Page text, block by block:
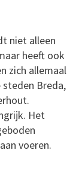
niet alleen
heeft ook
zich allemaal
Breda,
Het
voeren.